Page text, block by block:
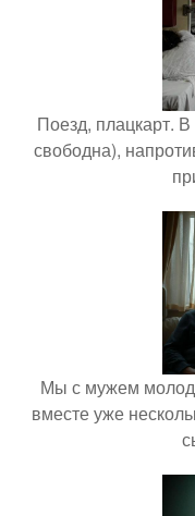
Поезд, плацкарт.
свободна),
Мы с мужем
вместе уже